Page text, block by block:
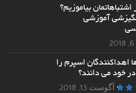
اشتباهاتمان بیاموزیم؟
آموزشی
اهداکنندگان اسپرم را
خود می دانند؟
آگوست 13, 2018